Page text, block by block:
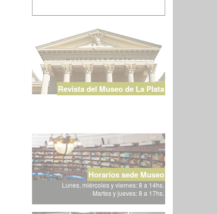
Revista del Museo de La Plata
Horarios sede Museo
Lunes, miércoles y viernes: 8 a 14hs.
Martes y jueves: 8 a 17hs.